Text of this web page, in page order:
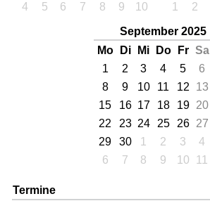
4
5 6 7 8 9 10
1
2
September 2025
Mo
Di Mi Do Fr Sa
1
2 3 4 5 6
8
9 10 11 12 13
15
16 17 18 19 20
22
23 24 25 26 27
29
30 1 2 3 4
6
7 8 9 10 11
Termine